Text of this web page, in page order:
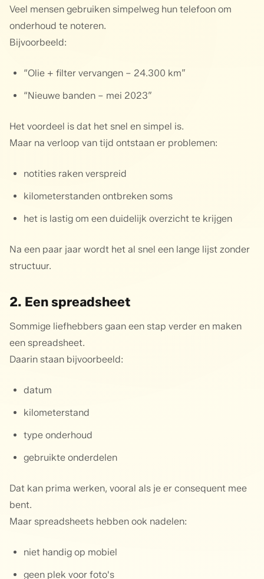
Veel mensen gebruiken simpelweg hun telefoon om
onderhoud te noteren.
Bijvoorbeeld:
“Olie + filter vervangen – 24.300 km”
“Nieuwe banden – mei 2023”
Het voordeel is dat het snel en simpel is.
Maar na verloop van tijd ontstaan er problemen:
notities raken verspreid
kilometerstanden ontbreken soms
het is lastig om een duidelijk overzicht te krijgen
Na een paar jaar wordt het al snel een lange lijst zonder
structuur.
2. Een spreadsheet
Sommige liefhebbers gaan een stap verder en maken
een spreadsheet.
Daarin staan bijvoorbeeld:
datum
kilometerstand
type onderhoud
gebruikte onderdelen
Dat kan prima werken, vooral als je er consequent mee
bent.
Maar spreadsheets hebben ook nadelen:
niet handig op mobiel
geen plek voor foto's